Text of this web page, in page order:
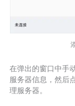
在弹出的窗口中手
服务器信息，然后
理服务器。